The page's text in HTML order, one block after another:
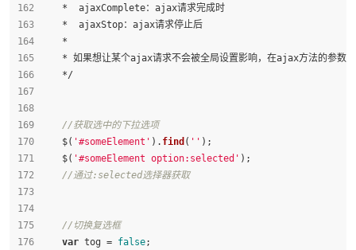
    *  ajaxComplete：ajax请求完成时
    *  ajaxStop：ajax请求停止后
    *
* 如果想让某个ajax请求不会被全局设置影响，在ajax方法的参数
    */
//获取选中的下拉选项
    $(
'#someElement' ). find ( '' );
    $(
'#someElement option:selected' );
//通过:selected选择器获取
//切换复选框
var tog = false;